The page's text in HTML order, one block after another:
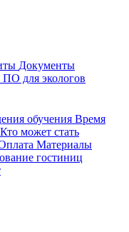
Документы
ПО для экологов
обучения Время
Кто может стать
Материалы
гостиниц